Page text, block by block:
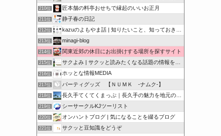
210位 匠本舗の料亭おせちで縁起のいいお正月
211位 静子春の日記
212位 kazuのよもやま話 | 知りたいこと、知っておきたいこと…
213位 minagi-blog
214位 関東近郊の休日にお出掛けする場所を探すサイト
215位 サクよみ | サクッと読みたくなる話題の情報を随時発信！
216位 ホッとな情報MEDIA
217位 パーティグッズ 【ＮＵＭＫ -ナムク-】
218位 長久手てくてくまっぷ｜長久手の魅力を地元の人と訪れる人に
219位 シーサークルKJツーリスト
220位 オンハントブログ | 気になることを綴るブログ
221位 サクッと豆知識をどうぞ